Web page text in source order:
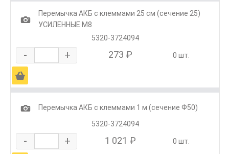
1
Перемычка АКБ с клеммами 25 см (сечение 25)
УСИЛЕННЫЕ М8
5320-3724094
- + 273 ₽ 0 шт.
Ä
1
Перемычка АКБ с клеммами 1 м (сечение Ф50)
5320-3724094
- + 1 021 ₽ 0 шт.